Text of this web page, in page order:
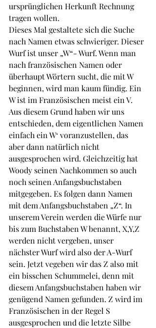
ursprünglichen Herkunft Rechnung
tragen wollen.
Dieses Mal gestaltete sich die Suche
nach Namen etwas schwieriger. Dieser
Wurf ist unser „W“- Wurf. Wenn man
nach französischen Namen oder
überhaupt Wörtern sucht, die mit W
beginnen, wird man kaum fündig. Ein
W ist im Französischen meist ein V.
Aus diesem Grund haben wir uns
entschieden, dem eigentlichen Namen
einfach ein W‘ voranzustellen, das
aber dann natürlich nicht
ausgesprochen wird. Gleichzeitig hat
Woody seinen Nachkommen so auch
noch seinen Anfangsbuchstaben
mitgegeben. Es folgen dann Namen
mit dem Anfangsbuchstaben „Z“. In
unserem Verein werden die Würfe nur
bis zum Buchstaben W benannt, X,Y,Z
werden nicht vergeben, unser
nächster Wurf wird also der A-Wurf
sein. Jetzt vegeben wir das Z also mit
ein bisschen Schummelei, denn mit
diesem Anfangsbuchstaben haben wir
genügend Namen gefunden. Z wird im
Französischen in der Regel S
ausgesprochen und die letzte Silbe